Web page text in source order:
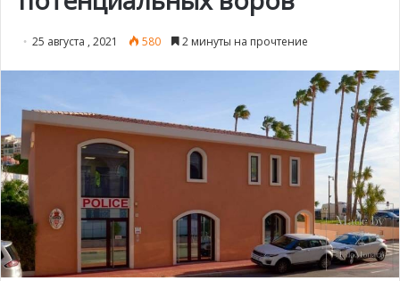
25 августа , 2021 580 2 минуты на прочтение